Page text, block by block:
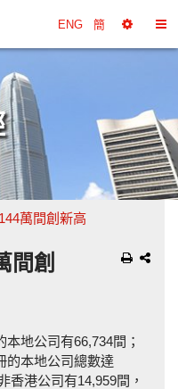
ENG 簡
擇
換
萬間創新高
間創
地公司有66,734間；
的本地公司總數達
香港公司有14,959間，